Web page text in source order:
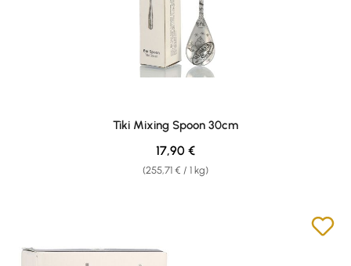
Tiki Mixing Spoon 30cm
(255,71 € / 1 kg)
Regulärer Preis:
17,90 €